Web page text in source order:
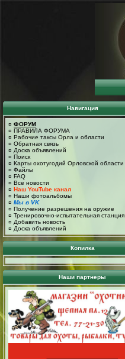
Навигация
¤ ФОРУМ
¤ ПРАВИЛА ФОРУМА
¤ Рабочие таксы Орла и области
¤ Обратная связь
¤ Доска объявлений
¤ Поиск
¤ Карты охотугодий Орловской области
¤ Файлы
¤ FAQ
¤ Все новости
¤ Наш YouTube канал
¤ Наши фотоальбомы
¤ Мы в VK
¤ Получение разрешения на оружие
¤ Тренировочно-испытательная станция
¤ Добавить новость
¤ Доска объявлений
Копилка
Наши партнеры